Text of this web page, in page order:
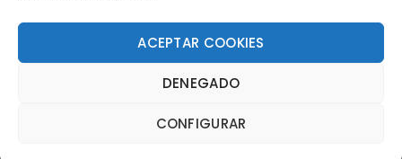
ACEPTAR COOKIES
DENEGADO
CONFIGURAR
DOCUMENTACIÓN
reservados. | La Mejor Tienda de Dardos y Dianas de